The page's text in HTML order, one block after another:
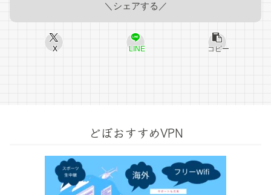
＼シェアする／
X LINE コピー
どぼおすすめVPN